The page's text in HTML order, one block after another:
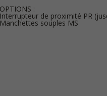
OPTIONS :
Interrupteur de proximité PR
Manchettes souples MS